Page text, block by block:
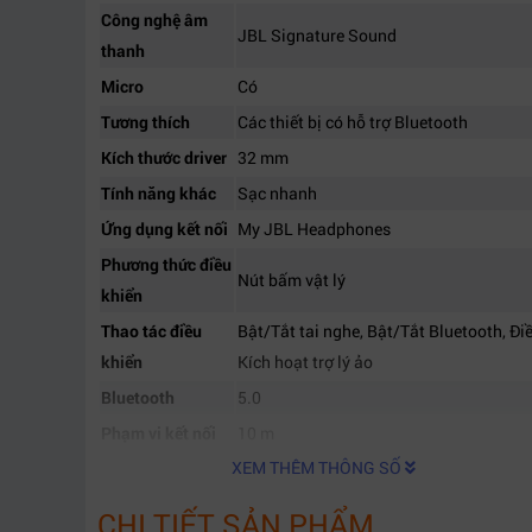
Công nghệ âm
thanh
JBL Signature Sound
Micro
Có
Tương thích
Các thiết bị có hỗ trợ Bluetooth
Kích thước driver 32 mm
Tính năng khác
Sạc nhanh
Ứng dụng kết nối My JBL Headphones
Phương thức điều
khiển
Nút bấm vật lý
Thao tác điều
khiển
Bật/Tắt tai nghe, Bật/Tắt Bluetooth,
Kích hoạt trợ lý ảo
Bluetooth
5.0
JBL
XEM THÊM THÔNG SỐ